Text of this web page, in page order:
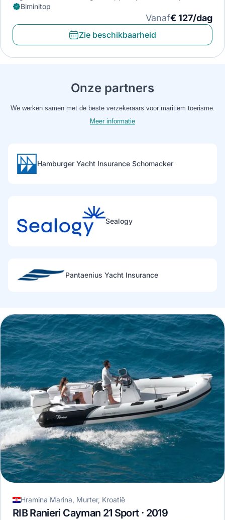
Biminitop
Vanaf€ 127/dag
Zie beschikbaarheid
Onze partners
We werken samen met de beste verzekeraars voor maritiem toerisme.
Meer informatie
Hamburger Yacht Insurance Schomacker
Sealogy
Pantaenius Yacht Insurance
Hramina Marina, Murter, Kroatië
RIB Ranieri Cayman 21 Sport · 2019